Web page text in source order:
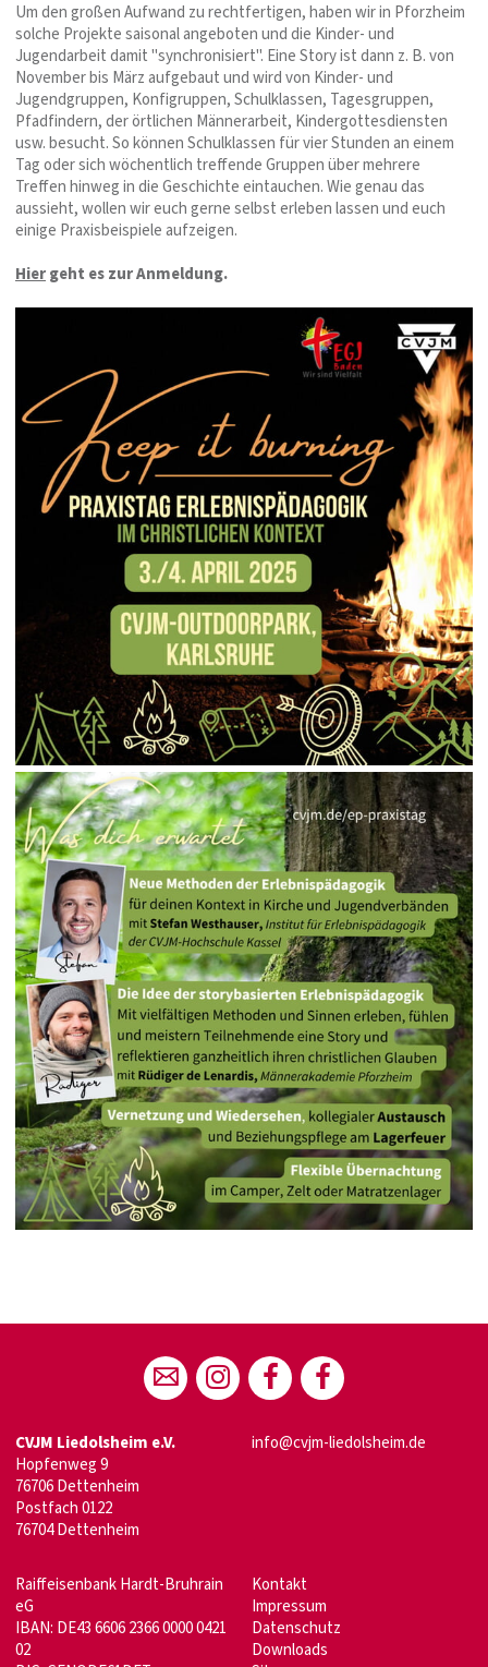
Um den großen Aufwand zu rechtfertigen, haben wir in Pforzheim
solche Projekte saisonal angeboten und die Kinder- und
Jugendarbeit damit "synchronisiert". Eine Story ist dann z. B. von
November bis März aufgebaut und wird von Kinder- und
Jugendgruppen, Konfigruppen, Schulklassen, Tagesgruppen,
Pfadfindern, der örtlichen Männerarbeit, Kindergottesdiensten
usw. besucht. So können Schulklassen für vier Stunden an einem
Tag oder sich wöchentlich treffende Gruppen über mehrere
Treffen hinweg in die Geschichte eintauchen. Wie genau das
aussieht, wollen wir euch gerne selbst erleben lassen und euch
einige Praxisbeispiele aufzeigen.
Hiergeht es zur Anmeldung.
CVJM Liedolsheim e.V.
Hopfenweg 9
76706 Dettenheim
Postfach 0122
76704 Dettenheim
info@cvjm-liedolsheim.de
Raiffeisenbank Hardt-Bruhrain
eG
IBAN: DE43 6606 2366 0000 0421
02
Kontakt
Impressum
Datenschutz
Downloads